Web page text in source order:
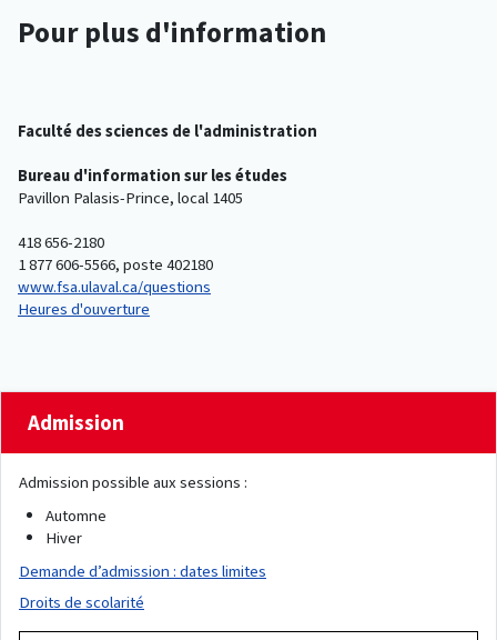
Pour plus d'information
Faculté des sciences de l'administration
Bureau d'information sur les études
Pavillon Palasis-Prince, local 1405
418 656-2180
1 877 606-5566, poste 402180
www.fsa.ulaval.ca/questions
Heures d'ouverture
Admission
Admission possible aux sessions :
Automne
Hiver
Demande d’admission : dates limites
Droits de scolarité